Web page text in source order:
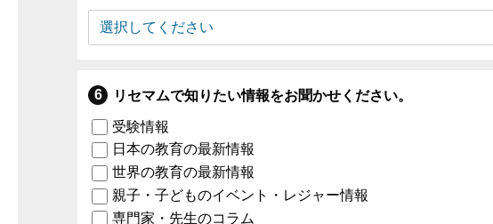
リセマムで知りたい情報をお聞かせください。
受験情報
日本の教育の最新情報
世界の教育の最新情報
親子・子どものイベント・レジャー情報
専門家・先生のコラム